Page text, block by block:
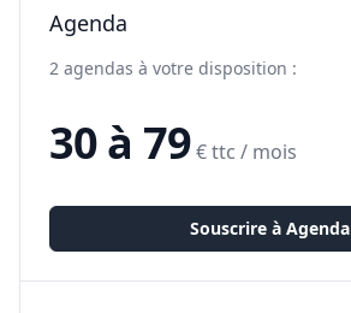
Agenda
2 agendas à votre disposition :
30 à 79€ ttc / mois
Souscrire à Agenda